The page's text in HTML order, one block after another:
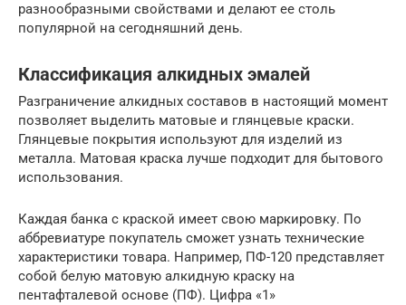
разнообразными свойствами и делают ее столь
популярной на сегодняшний день.
Классификация алкидных эмалей
Разграничение алкидных составов в настоящий момент
позволяет выделить матовые и глянцевые краски.
Глянцевые покрытия используют для изделий из
металла. Матовая краска лучше подходит для бытового
использования.
Каждая банка с краской имеет свою маркировку. По
аббревиатуре покупатель сможет узнать технические
характеристики товара. Например, ПФ-120 представляет
собой белую матовую алкидную краску на
пентафталевой основе (ПФ). Цифра «1»